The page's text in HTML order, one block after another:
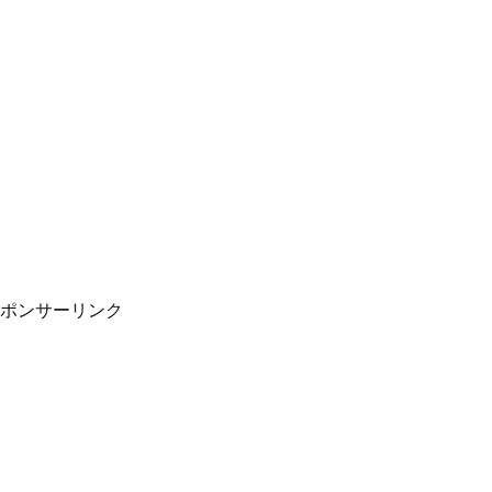
ンサーリンク